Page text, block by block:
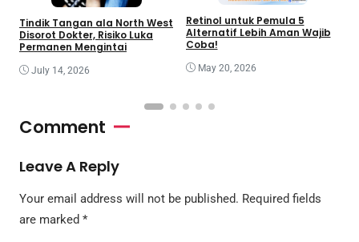
Tindik Tangan ala North West
Disorot Dokter, Risiko Luka
Permanen Mengintai
July 14, 2026
Retinol untuk Pemula 5
Alternatif Lebih Aman Wajib
Coba!
May 20, 2026
Comment
Leave A Reply
Your email address will not be published. Required fields
are marked *